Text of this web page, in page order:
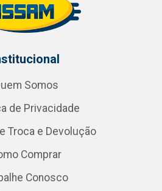
Somos
de Privacidade
Troca e Devolução
Comprar
Conosco